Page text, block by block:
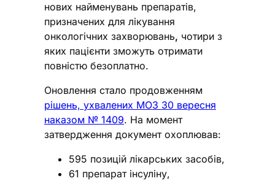
нових найменувань препаратів,
призначених для лікування
онкологічних захворювань, чотири з
яких пацієнти зможуть отримати
повністю безоплатно.
Оновлення стало продовженням
рішень, ухвалених МОЗ 30 вересня
наказом № 1409. На момент
затвердження документ охоплював:
595 позицій лікарських засобів,
61 препарат інсуліну,